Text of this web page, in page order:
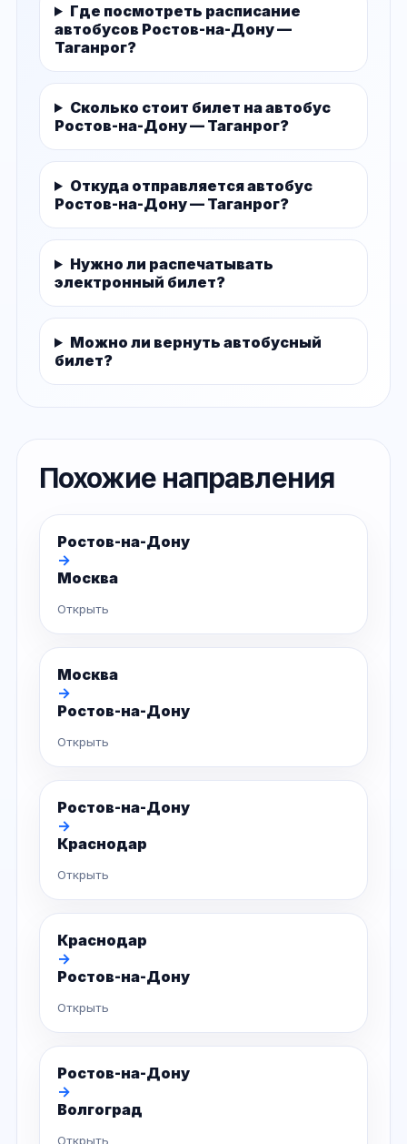
Где посмотреть расписание
автобусов Ростов-на-Дону —
Таганрог?
Сколько стоит билет на автобус
Ростов-на-Дону — Таганрог?
Откуда отправляется автобус
Ростов-на-Дону — Таганрог?
Нужно ли распечатывать
электронный билет?
Можно ли вернуть автобусный
билет?
Похожие направления
Ростов-на-Дону
→
Москва
Открыть
Москва
→
Ростов-на-Дону
Открыть
Ростов-на-Дону
→
Краснодар
Открыть
Краснодар
→
Ростов-на-Дону
Открыть
Ростов-на-Дону
→
Волгоград
Открыть